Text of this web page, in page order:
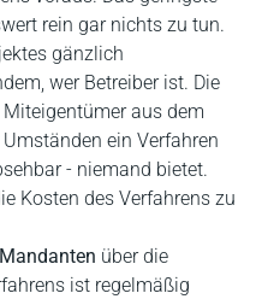
rein gar nichts zu tun.
gänzlich
wer Betreiber ist. Die
aus dem
ein Verfahren
- niemand bietet.
Kosten des Verfahrens zu
über die
ist regelmäßig